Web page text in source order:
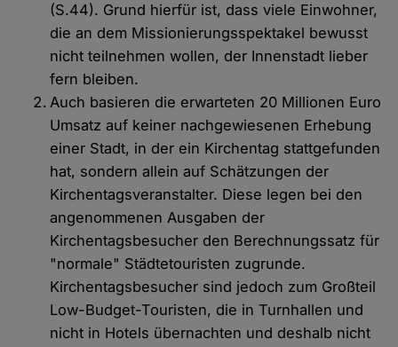
(S.44). Grund hierfür ist, dass viele Einwohner,
die an dem Missionierungsspektakel bewusst
nicht teilnehmen wollen, der Innenstadt lieber
fern bleiben.
Auch basieren die erwarteten 20 Millionen Euro
Umsatz auf keiner nachgewiesenen Erhebung
einer Stadt, in der ein Kirchentag stattgefunden
hat, sondern allein auf Schätzungen der
Kirchentagsveranstalter. Diese legen bei den
angenommenen Ausgaben der
Kirchentagsbesucher den Berechnungssatz für
"normale" Städtetouristen zugrunde.
Kirchentagsbesucher sind jedoch zum Großteil
Low-Budget-Touristen, die in Turnhallen und
nicht in Hotels übernachten und deshalb nicht